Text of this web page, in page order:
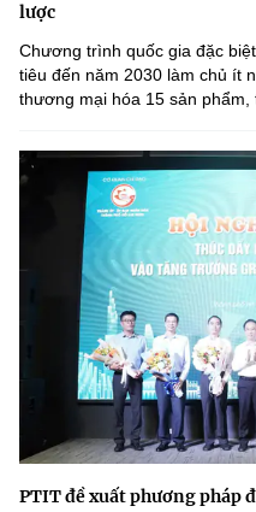
lược
Chương trình quốc gia đặc
tiêu đến năm 2030 làm chủ ít
thương mại hóa 15 sản
PTIT đề xuất phương pháp